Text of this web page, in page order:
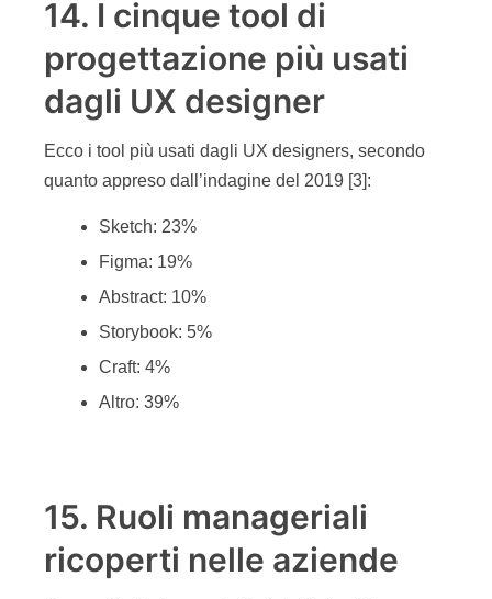
14. I cinque tool di
progettazione più usati
dagli UX designer
Ecco i tool più usati dagli UX designers, secondo
quanto appreso dall’indagine del 2019 [3]:
Sketch: 23%
Figma: 19%
Abstract: 10%
Storybook: 5%
Craft: 4%
Altro: 39%
15. Ruoli manageriali
ricoperti nelle aziende